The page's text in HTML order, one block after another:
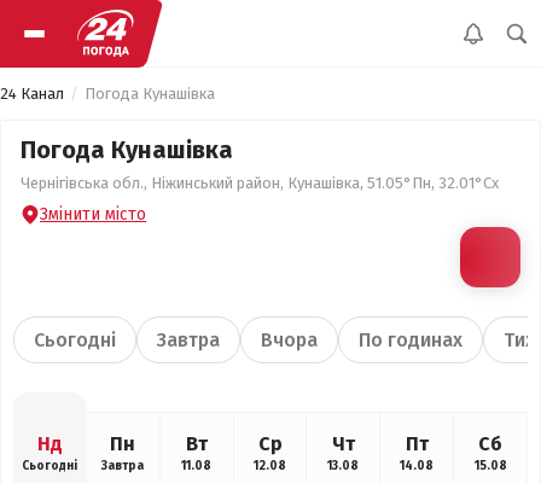
24 Канал Погода Кунашівка
Погода Кунашівка
Чернігівська обл., Ніжинський район, Кунашівка, 51.05°Пн, 32.01°Сх
Змінити місто
Сьогодні Завтра Вчора По годинах
Нд
Сьогодні
Пн
Завтра
Вт
11.08
Ср
12.08
Чт
13.08
Пт
14.08
Сб
15.08